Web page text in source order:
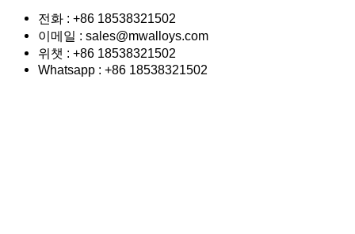
전화 : +86 18538321502
이메일 : sales@mwalloys.com
위챗 : +86 18538321502
Whatsapp : +86 18538321502